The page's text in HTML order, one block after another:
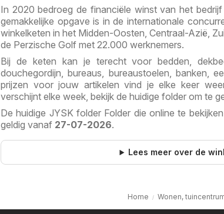
In 2020 bedroeg de financiële winst van het
gemakkelijke opgave is in de internationale
winkelketen in het Midden-Oosten, Centraal-Azië,
de Perzische Golf met 22.000 werknemers.
Bij de keten kan je terecht voor bedden,
douchegordijn, bureaus, bureaustoelen, banken,
prijzen voor jouw artikelen vind je elke keer
verschijnt elke week, bekijk de huidige folder om te
De huidige JYSK folder Folder die online te
geldig vanaf 27-07-2026.
Lees meer over de
Home Wonen,